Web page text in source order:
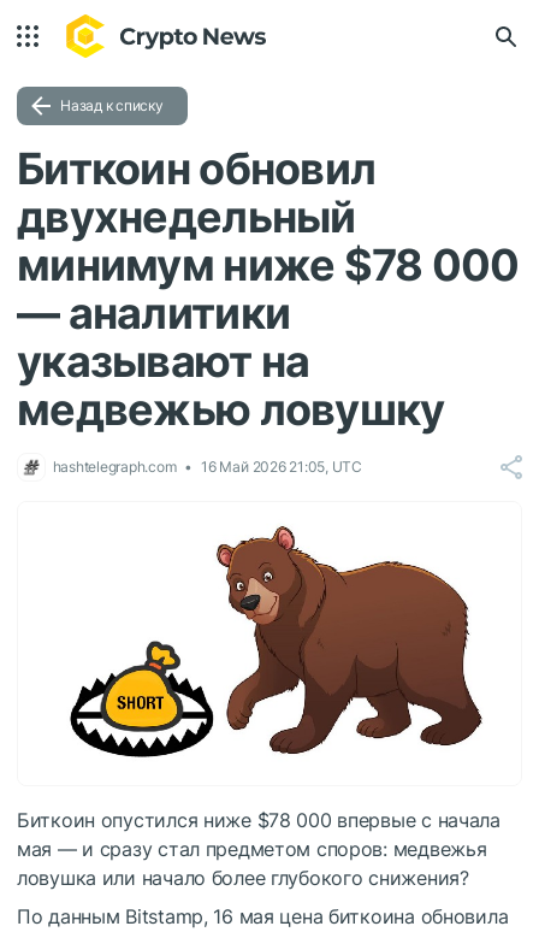
Назад к списку
Биткоин обновил
двухнедельный
минимум ниже $78 000
— аналитики
указывают на
медвежью ловушку
hashtelegraph.com 16 Май 2026 21:05, UTC
Биткоин опустился ниже $78 000 впервые с начала
мая — и сразу стал предметом споров: медвежья
ловушка или начало более глубокого снижения?
По данным Bitstamp, 16 мая цена биткоина обновила